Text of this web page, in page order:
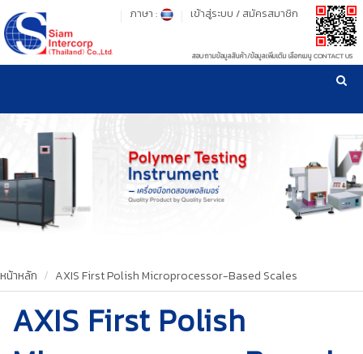
รู้ลึก รู้จริง เรื่องเครื่องมือทดสอบวัสดุ ! ยืน 1 เรื่องมาตรฐานการให้บริการ
เข้าสู่ระบบ / สมัครสมาชิก
ภาษา :
สอบถามข้อมูลสินค้า/ข้อมูลเพิ่มเติม เลือกเมนู CONTACT US
NEW WEBSITE
HOME
PRODUCT
OUR WORKS
CALIBRATION
หน้าหลัก AXIS First Polish Microprocessor-Based Scales
AXIS First Polish